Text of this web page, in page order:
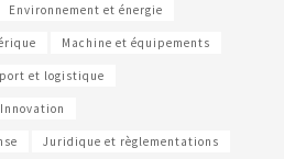
Environnement et énergie
Machine et équipements
et logistique
Innovation
Juridique et règlementations